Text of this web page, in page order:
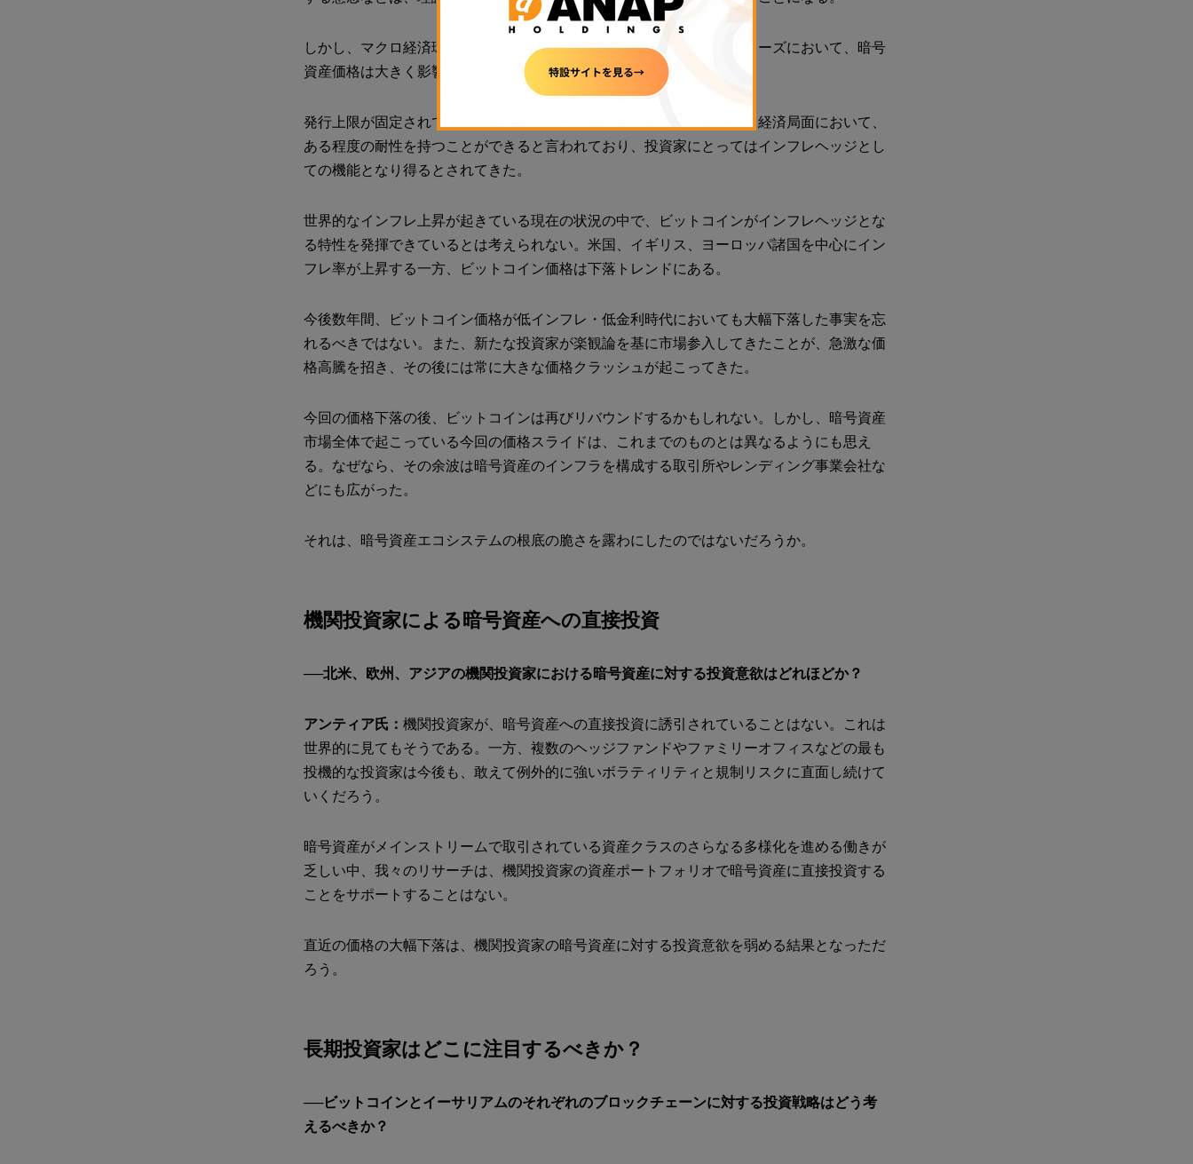
しかし、マクロ経済環境が変化したり、リスクオフの動きが強まるフェーズにおいて、暗号
資産価格は大きく影響されてきた。
発行上限が固定されているビットコインの設計は、貨幣価値が低下する経済局面において、
ある程度の耐性を持つことができると言われており、投資家にとってはインフレヘッジとし
ての機能となり得るとされてきた。
世界的なインフレ上昇が起きている現在の状況の中で、ビットコインがインフレヘッジとな
る特性を発揮できているとは考えられない。米国、イギリス、ヨーロッパ諸国を中心にイン
フレ率が上昇する一方、ビットコイン価格は下落トレンドにある。
今後数年間、ビットコイン価格が低インフレ・低金利時代においても大幅下落した事実を忘
れるべきではない。また、新たな投資家が楽観論を基に市場参入してきたことが、急激な価
格高騰を招き、その後には常に大きな価格クラッシュが起こってきた。
今回の価格下落の後、ビットコインは再びリバウンドするかもしれない。しかし、暗号資産
市場全体で起こっている今回の価格スライドは、これまでのものとは異なるようにも思え
る。なぜなら、その余波は暗号資産のインフラを構成する取引所やレンディング事業会社な
どにも広がった。
それは、暗号資産エコシステムの根底の脆さを露わにしたのではないだろうか。
機関投資家による暗号資産への直接投資
──北米、欧州、アジアの機関投資家における暗号資産に対する投資意欲はどれほどか？
アンティア氏： 機関投資家が、暗号資産への直接投資に誘引されていることはない。これは
世界的に見てもそうである。一方、複数のヘッジファンドやファミリーオフィスなどの最も
投機的な投資家は今後も、敢えて例外的に強いボラティリティと規制リスクに直面し続けて
いくだろう。
暗号資産がメインストリームで取引されている資産クラスのさらなる多様化を進める働きが
乏しい中、我々のリサーチは、機関投資家の資産ポートフォリオで暗号資産に直接投資する
ことをサポートすることはない。
直近の価格の大幅下落は、機関投資家の暗号資産に対する投資意欲を弱める結果となっただ
ろう。
長期投資家はどこに注目するべきか？
──ビットコインとイーサリアムのそれぞれのブロックチェーンに対する投資戦略はどう考
えるべきか？